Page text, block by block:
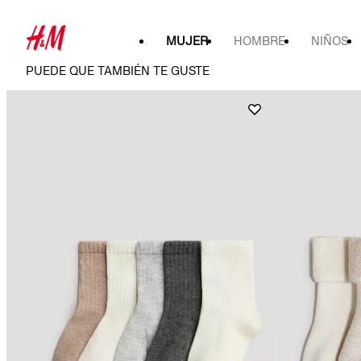
MUJER HOMBRE NIÑOS
PUEDE QUE TAMBIÉN TE GUSTE